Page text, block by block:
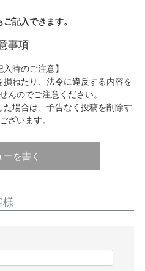
ード #キーワ #キー
記入できます。
事項
入時のご注意】
ねたり、法令に違反する内容を
んのでご注意ください。
場合は、予告なく投稿を削除す
ざいます。
ーを書く
様